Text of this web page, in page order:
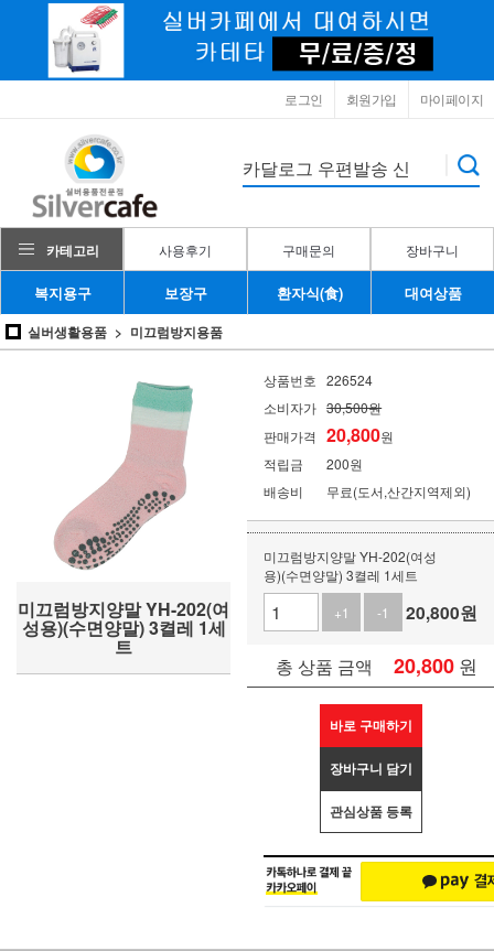
마이페이지
회원가입
로그인
카테고리 사용후기 구매문의 장바구니
복지용구 보장구 환자식(食) 대여상품
실버생활용품 미끄럼방지용품
미끄럼방지양말 YH-202(여
성용)(수면양말) 3켤레 1세
트
상품번호 226524
소비자가 30,500원
판매가격 20,800원
적립금
200원
배송비
무료(도서,산간지역제외)
미끄럼방지양말 YH-202(여성
용)(수면양말) 3켤레 1세트
+1
-1 20,800원
총 상품 금액 20,800 원
바로 구매하기
장바구니 담기
관심상품 등록